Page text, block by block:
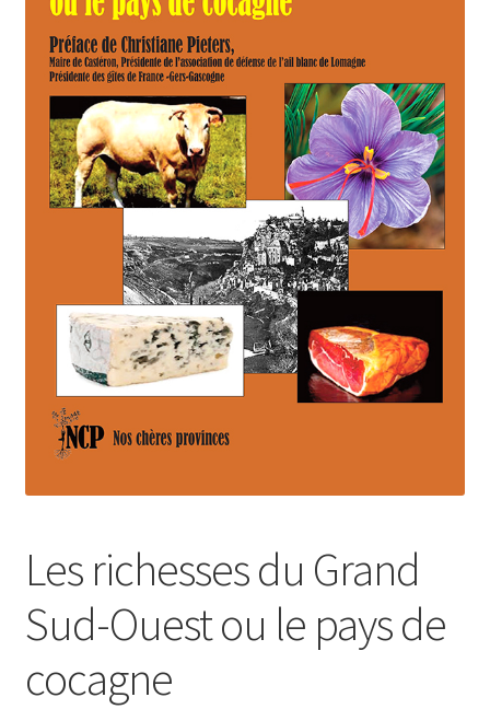
Enregistrement
Listes d’Envies
Livres de Peter Randa
Livres de Philippe Randa
Login Customizer
Nous Contacter
Panier
Politique de confidentialité et cookies
Qui sommes-nous ?
Soutien à Philippe Randa
Les richesses du Grand
Sud-Ouest ou le pays de
cocagne